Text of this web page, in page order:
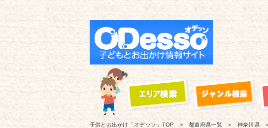
子供とお出かけ「オデッソ」 TOP 都道府県一覧 神奈川県